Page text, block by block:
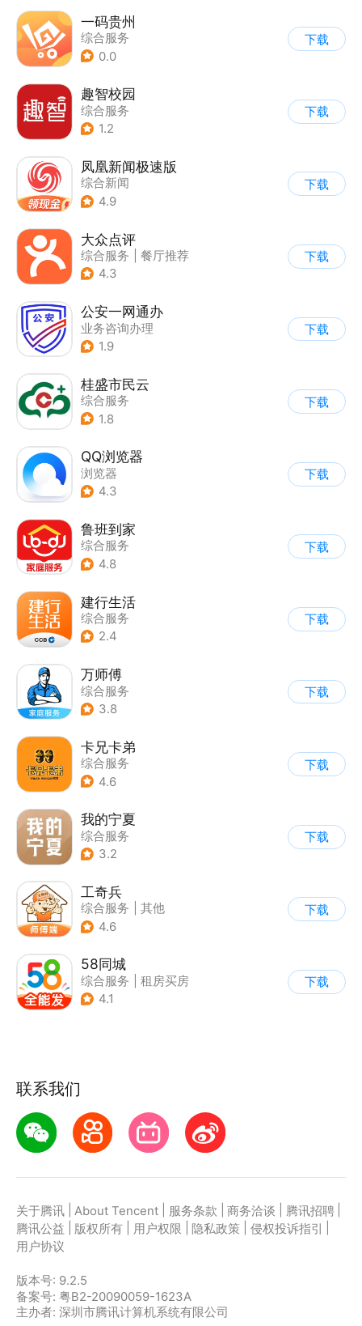
一码贵州
综合服务
0.0
下载
趣智校园
综合服务
1.2
下载
凤凰新闻极速版
综合新闻
4.9
下载
大众点评
综合服务
餐厅推荐
4.3
下载
公安一网通办
业务咨询办理
| 政企业务
1.9
下载
桂盛市民云
综合服务
1.8
下载
QQ浏览器
浏览器
4.3
下载
鲁班到家
综合服务
4.8
下载
建行生活
综合服务
2.4
下载
万师傅
综合服务
3.8
下载
卡兄卡弟
综合服务
4.6
下载
我的宁夏
综合服务
3.2
下载
工奇兵
综合服务
其他
4.6
下载
58同城
综合服务
租房买房
4.1
下载
联系我们
关于腾讯 About Tencent 服务条款 商务洽谈 腾讯招聘
腾讯公益
版权所有 用户权限 隐私政策 侵权投诉指引
用户协议
版本号: 9.2.5
备案号: 粤B2-20090059-1623A
主办者: 深圳市腾讯计算机系统有限公司